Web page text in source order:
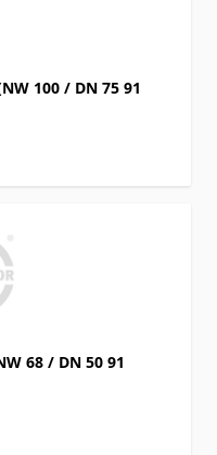
100 / DN 75 91
68 / DN 50 91